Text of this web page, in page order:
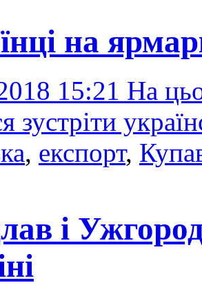
на
15:21 На
зустріти
, експорт,
і